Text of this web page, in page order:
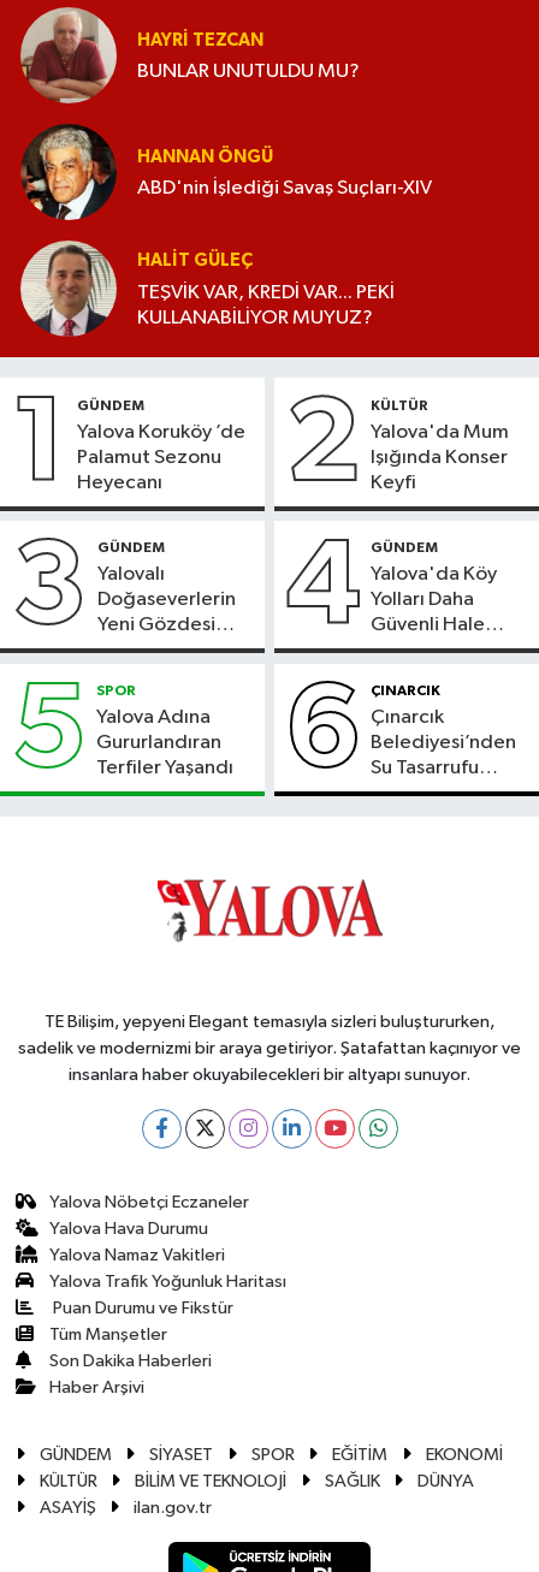
HAYRI TEZCAN
BUNLAR UNUTULDU MU?
HANNAN ÖNGÜ
ABD'nin İşlediği Savaş Suçları-XIV
HALIT GÜLEÇ
TEŞVİK VAR, KREDİ VAR... PEKİ
KULLANABİLİYOR MUYUZ?
1 GÜNDEM
Yalova Koruköy ’de
Palamut Sezonu
Heyecanı
2 KÜLTÜR
Yalova'da Mum
Işığında Konser
Keyfi
3 GÜNDEM
Yalovalı
Doğaseverlerin
Yeni Gözdesi
Bolu'daki Meyve
4 GÜNDEM
Yalova'da Köy
Yolları Daha
Güvenli Hale
Geliyor
5 SPOR
Yalova Adına
Gururlandıran
Terfiler Yaşandı
6 ÇINARCIK
Çınarcık
Belediyesi’nden
Su Tasarrufu
Çağrısı
TE Bilişim, yepyeni Elegant temasıyla sizleri buluştururken,
sadelik ve modernizmi bir araya getiriyor. Şatafattan kaçınıyor ve
insanlara haber okuyabilecekleri bir altyapı sunuyor.
Yalova Nöbetçi Eczaneler
Yalova Hava Durumu
Yalova Namaz Vakitleri
Yalova Trafik Yoğunluk Haritası
Puan Durumu ve Fikstür
Tüm Manşetler
Son Dakika Haberleri
Haber Arşivi
GÜNDEM SİYASET SPOR EĞİTİM
EKONOMİ
KÜLTÜR
BİLİM VE TEKNOLOJİ SAĞLIK
DÜNYA
ASAYİŞ
ilan.gov.tr